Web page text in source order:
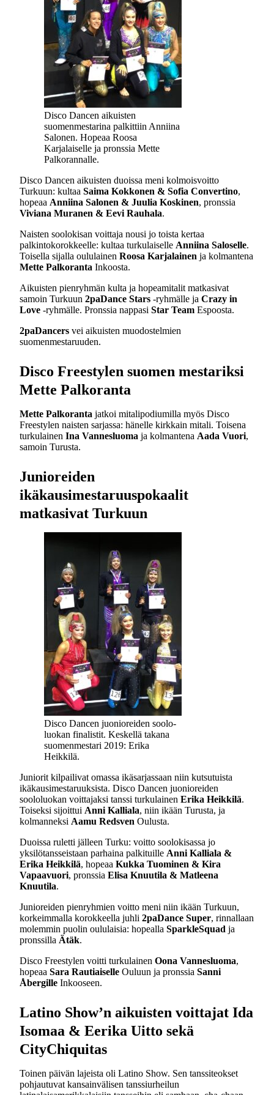
Disco Dancen aikuisten
suomenmestarina palkittiin Anniina
Salonen. Hopeaa Roosa
Karjalaiselle ja pronssia Mette
Palkorannalle.
Disco Dancen aikuisten duoissa meni kolmoisvoitto
Turkuun: kultaa Saima Kokkonen & Sofia Convertino,
hopeaa Anniina Salonen & Juulia Koskinen, pronssia
Viviana Muranen & Eevi Rauhala.
Naisten soolokisan voittaja nousi jo toista kertaa
palkintokorokkeelle: kultaa turkulaiselle Anniina Saloselle.
Toisella sijalla oululainen Roosa Karjalainen ja kolmantena
Mette Palkoranta Inkoosta.
Aikuisten pienryhmän kulta ja hopeamitalit matkasivat
samoin Turkuun 2paDance Stars -ryhmälle ja Crazy in
Love -ryhmälle. Pronssia nappasi Star Team Espoosta.
2paDancers vei aikuisten muodostelmien
suomenmestaruuden.
Disco Freestylen suomen mestariksi
Mette Palkoranta
Mette Palkoranta jatkoi mitalipodiumilla myös Disco
Freestylen naisten sarjassa: hänelle kirkkain mitali. Toisena
turkulainen Ina Vannesluoma ja kolmantena Aada Vuori,
samoin Turusta.
Junioreiden
ikäkausimestaruuspokaalit
matkasivat Turkuun
Disco Dancen juonioreiden soolo-
luokan finalistit. Keskellä takana
suomenmestari 2019: Erika
Heikkilä.
Juniorit kilpailivat omassa ikäsarjassaan niin kutsutuista
ikäkausimestaruuksista. Disco Dancen juonioreiden
soololuokan voittajaksi tanssi turkulainen Erika Heikkilä.
Toiseksi sijoittui Anni Kalliala, niin ikään Turusta, ja
kolmanneksi Aamu Redsven Oulusta.
Duoissa ruletti jälleen Turku: voitto soolokisassa jo
yksilötansseistaan parhaina palkituille Anni Kalliala &
Erika Heikkilä, hopeaa Kukka Tuominen & Kira
Vapaavuori, pronssia Elisa Knuutila & Matleena
Knuutila.
Junioreiden pienryhmien voitto meni niin ikään Turkuun,
korkeimmalla korokkeella juhli 2paDance Super, rinnallaan
molemmin puolin oululaisia: hopealla SparkleSquad ja
pronssilla Ätäk.
Disco Freestylen voitti turkulainen Oona Vannesluoma,
hopeaa Sara Rautiaiselle Ouluun ja pronssia Sanni
Åbergille Inkooseen.
Latino Show’n aikuisten voittajat Ida
Isomaa & Eerika Uitto sekä
CityChiquitas
Toinen päivän lajeista oli Latino Show. Sen tanssiteokset
pohjautuvat kansainvälisen tanssiurheilun